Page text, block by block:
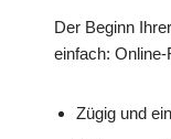
Der Beginn
einfach:
Zügig und